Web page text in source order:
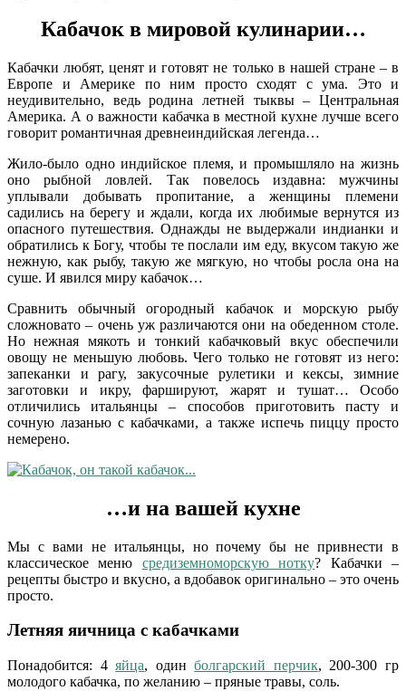
Кабачок в мировой кулинарии…
Кабачки любят, ценят и готовят не только в нашей стране – в
Европе и Америке по ним просто сходят с ума. Это и
неудивительно, ведь родина летней тыквы – Центральная
Америка. А о важности кабачка в местной кухне лучше всего
говорит романтичная древнеиндийская легенда…
Жило-было одно индийское племя, и промышляло на жизнь
оно рыбной ловлей. Так повелось издавна: мужчины
уплывали добывать пропитание, а женщины племени
садились на берегу и ждали, когда их любимые вернутся из
опасного путешествия. Однажды не выдержали индианки и
обратились к Богу, чтобы те послали им еду, вкусом такую же
нежную, как рыбу, такую же мягкую, но чтобы росла она на
суше. И явился миру кабачок…
Сравнить обычный огородный кабачок и морскую рыбу
сложновато – очень уж различаются они на обеденном столе.
Но нежная мякоть и тонкий кабачковый вкус обеспечили
овощу не меньшую любовь. Чего только не готовят из него:
запеканки и рагу, закусочные рулетики и кексы, зимние
заготовки и икру, фаршируют, жарят и тушат… Особо
отличились итальянцы – способов приготовить пасту и
сочную лазанью с кабачками, а также испечь пиццу просто
немерено.
…и на вашей кухне
Мы с вами не итальянцы, но почему бы не привнести в
классическое меню средиземноморскую нотку? Кабачки –
рецепты быстро и вкусно, а вдобавок оригинально – это очень
просто.
Летняя яичница с кабачками
Понадобится: 4яйца, одинболгарский перчик, 200-300 гр
молодого кабачка, по желанию – пряные травы, соль.